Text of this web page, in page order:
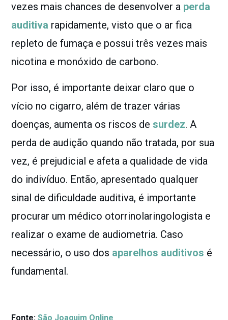
vezes mais chances de desenvolver a perda
auditiva rapidamente, visto que o ar fica
repleto de fumaça e possui três vezes mais
nicotina e monóxido de carbono.
Por isso, é importante deixar claro que o
vício no cigarro, além de trazer várias
doenças, aumenta os riscos desurdez. A
perda de audição quando não tratada, por sua
vez, é prejudicial e afeta a qualidade de vida
do indivíduo. Então, apresentado qualquer
sinal de dificuldade auditiva, é importante
procurar um médico otorrinolaringologista e
realizar o exame de audiometria. Caso
necessário, o uso dos aparelhos auditivos é
fundamental.
Fonte:São Joaquim Online